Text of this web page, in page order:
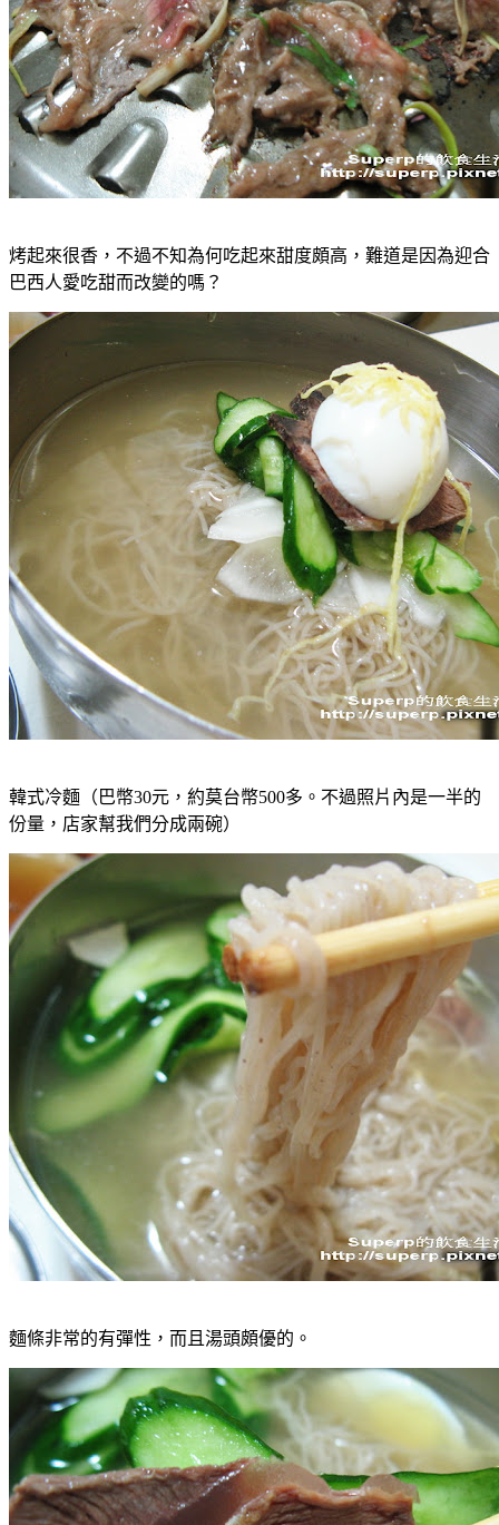
烤起來很香，不過不知為何吃起來甜度頗高，難道是因為迎合
巴西人愛吃甜而改變的嗎？
韓式冷麵（巴幣30元，約莫台幣500多。不過照片內是一半的
份量，店家幫我們分成兩碗）
麵條非常的有彈性，而且湯頭頗優的。